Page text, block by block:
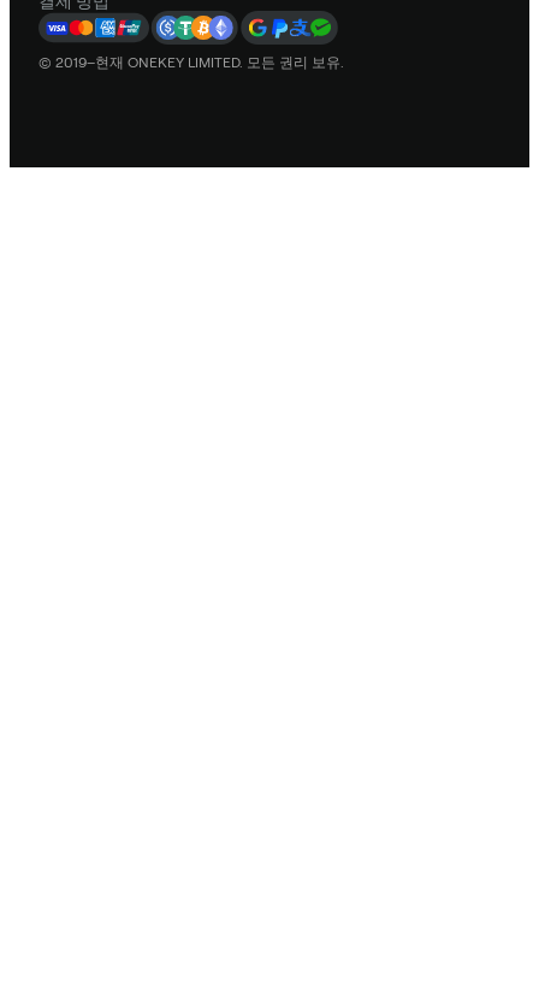
© 2019–현재 ONEKEY LIMITED. 모든 권리 보유.